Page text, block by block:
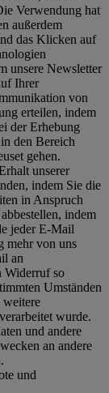
Verwendung hat
außerdem
das Klicken auf
unsere Newsletter
Ihrer
von
erteilen, indem
der Erhebung
den Bereich
gehen.
unserer
indem Sie die
in Anspruch
indem
jeder E-Mail
mehr von uns
an
Widerruf so
Umständen
weitere
wurde.
und andere
an andere
und